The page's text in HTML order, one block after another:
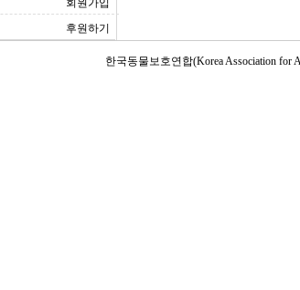
회원가입
후원하기
한국동물보호연합(Korea Association for